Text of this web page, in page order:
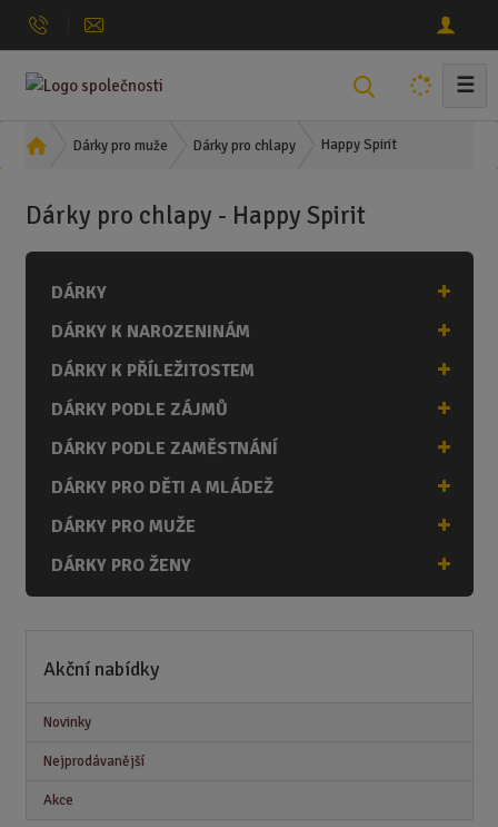
h
a
☰
Ú
d
s
a
a
Dárky pro muže Dárky pro chlapy Happy Spirit
Dárky pro chlapy - Happy Spirit
DÁRKY
DÁRKY K NAROZENINÁM
DÁRKY K PŘÍLEŽITOSTEM
DÁRKY PODLE ZÁJMŮ
DÁRKY PODLE ZAMĚSTNÁNÍ
DÁRKY PRO DĚTI A MLÁDEŽ
DÁRKY PRO MUŽE
DÁRKY PRO ŽENY
Akční nabídky
Novinky
Nejprodávanější
Akce